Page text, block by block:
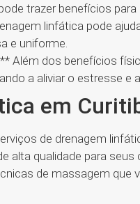
trazer benefícios
linfática pode
e uniforme.
Além dos benefícios
a aliviar o estresse e
em
de drenagem
alta qualidade para
de massagem que